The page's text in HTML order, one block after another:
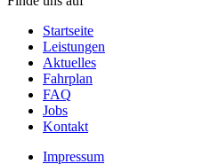
Startseite
Leistungen
Aktuelles
Fahrplan
FAQ
Jobs
Kontakt
Impressum